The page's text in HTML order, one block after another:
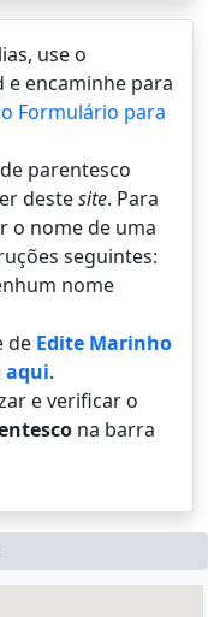
use o
encaminhe para
Formulário para
parentesco
destesite. Para
o nome de uma
seguintes:
nome
de Edite Marinho
aqui.
e verificar o
na barra